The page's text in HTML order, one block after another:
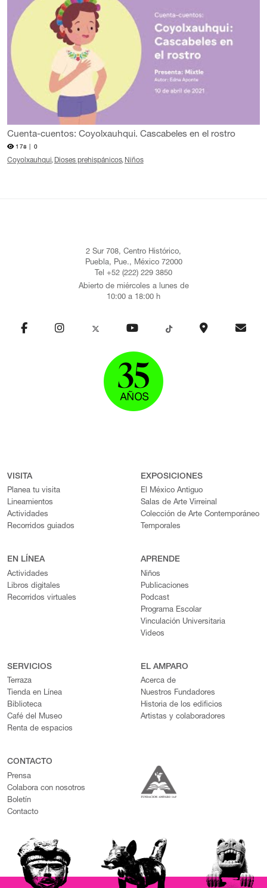
Cuenta-cuentos: Coyolxauhqui. Cascabeles en el rostro
178 | 0
Coyolxauhqui Dioses prehispánicos Niños
2 Sur 708, Centro Histórico,
Puebla, Pue., México 72000
Tel +52 (222) 229 3850
Abierto de miércoles a lunes de
10:00 a 18:00 h
VISITA
Planea tu visita
Lineamientos
Actividades
Recorridos guiados
EXPOSICIONES
El México Antiguo
Salas de Arte Virreinal
Colección de Arte Contemporáneo
Temporales
EN LÍNEA
Actividades
Libros digitales
Recorridos virtuales
APRENDE
Niños
Publicaciones
Podcast
Programa Escolar
Vinculación Universitaria
Videos
SERVICIOS
Terraza
Tienda en Línea
Biblioteca
Café del Museo
Renta de espacios
EL AMPARO
Acerca de
Nuestros Fundadores
Historia de los edificios
Artistas y colaboradores
CONTACTO
Prensa
Colabora con nosotros
Boletín
Contacto